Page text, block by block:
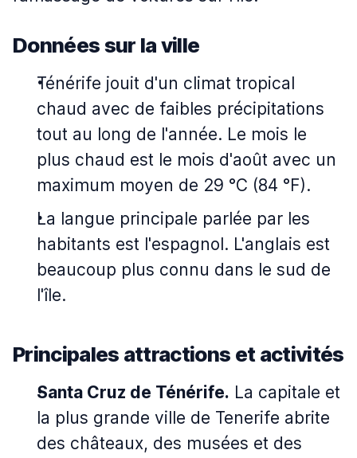
Données sur la ville
Ténérife jouit d'un climat tropical
chaud avec de faibles précipitations
tout au long de l'année. Le mois le
plus chaud est le mois d'août avec un
maximum moyen de 29 °C (84 °F).
La langue principale parlée par les
habitants est l'espagnol. L'anglais est
beaucoup plus connu dans le sud de
l'île.
Principales attractions et activités
Santa Cruz de Ténérife. La capitale et
la plus grande ville de Tenerife abrite
des châteaux, des musées et des